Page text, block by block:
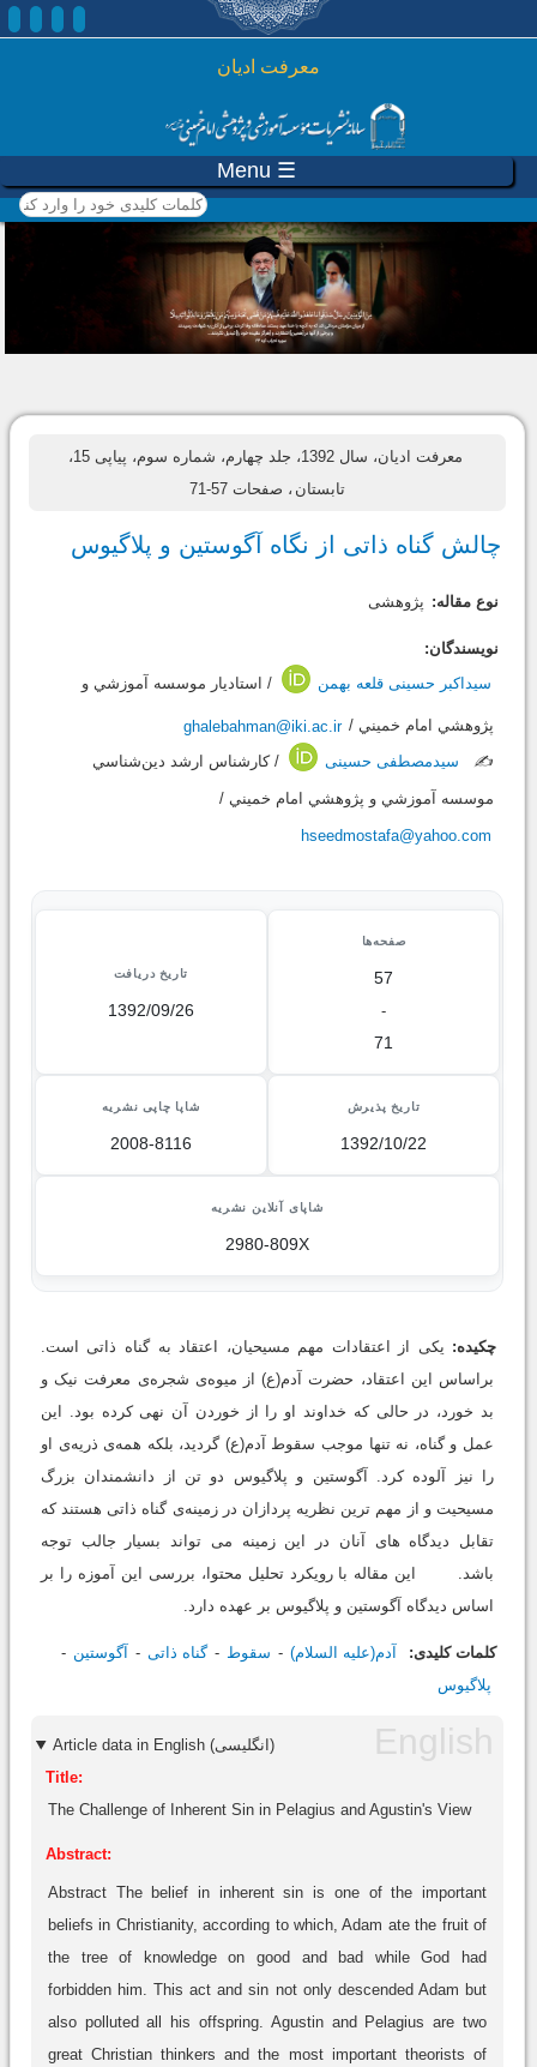
رفتن به محتوای اصلی
معرفت ادیان
☰ Menu
کلمات کلیدی خود را وارد
کنید
معرفت ادیان، سال 1392، جلد چهارم، شماره سوم، پیاپی 15،
تابستان ، صفحات 57-71
چالش گناه ذاتی از نگاه آگوستین و پلاگیوس
نوع مقاله: پژوهشی
نویسندگان:
سیداکبر حسینی قلعه بهمن
/ استاديار موسسه آموزشي و
پژوهشي امام خميني / ghalebahman@iki.ac.ir
✍️
سیدمصطفی حسینی / كارشناس ارشد دين‌شناسي
موسسه آموزشي و پژوهشي امام خميني /
hseedmostafa@yahoo.com
صفحه‌ها
57
-
71
تاریخ دریافت
1392/09/26
تاریخ پذیرش
1392/10/22
شاپا چاپی نشریه
2008-8116
شاپای آنلاین نشریه
2980-809X
چکیده: یکی از اعتقادات مهم مسیحیان، اعتقاد به گناه ذاتی است.
براساس این اعتقاد، حضرت آدم(ع) از میوه‌ی شجره‌ی معرفت نیک و
بد خورد، در حالی که خداوند او را از خوردن آن نهی کرده بود. این
عمل و گناه، نه تنها موجب سقوط آدم(ع) گردید، بلکه همه‌ی ذریه‌ی او
را نیز آلوده کرد. آگوستین و پلاگیوس دو تن از دانشمندان بزرگ
مسیحیت و از مهم ترین نظریه پردازان در زمینه‌ی گناه ذاتی هستند که
تقابل دیدگاه های آنان در این زمینه می تواند بسیار جالب توجه
باشد. این مقاله با رویکرد تحلیل محتوا، بررسی این آموزه را بر
اساس دیدگاه آگوستین و پلاگیوس بر عهده دارد.
کلمات کلیدی: آدم(علیه السلام) سقوط گناه ذاتی
آگوستین
پلاگیوس
Article data in English (انگلیسی)
Title:
The Challenge of Inherent Sin in Pelagius and Agustin's View
Abstract:
Abstract The belief in inherent sin is one of the important
beliefs in Christianity, according to which, Adam ate the fruit of
the tree of knowledge on good and bad while God had
forbidden him. This act and sin not only descended Adam but
also polluted all his offspring. Agustin and Pelagius are two
great Christian thinkers and the most important theorists of